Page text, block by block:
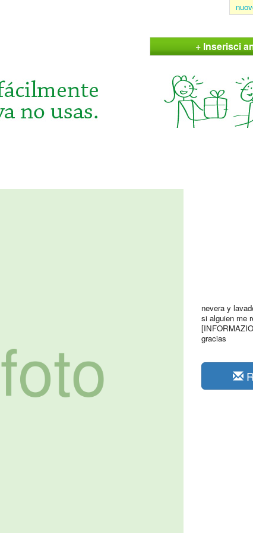
+ Inserisci
nevera y
si alguien me
gracias